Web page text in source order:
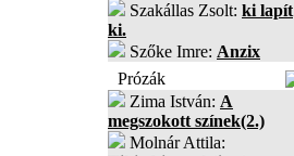
Szakállas Zsolt: ki lapít
ki.
Szőke Imre: Anzix
Prózák
Zima István: A
megszokott színek(2.)
Molnár Attila: